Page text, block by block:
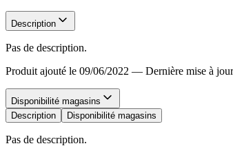
Description
Pas de description.
Produit ajouté le 09/06/2022 — Dernière mise à
Disponibilité magasins
Description
Disponibilité magasins
Pas de description.